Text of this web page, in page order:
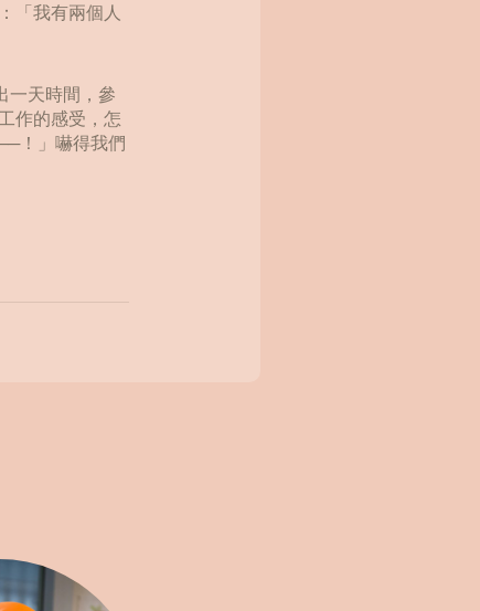
「我有兩個人
一天時間，參
作的感受，怎
！」嚇得我們